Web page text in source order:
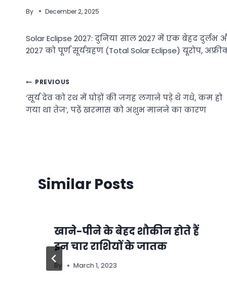
By December 2, 2025
Solar Eclipse 2027: दुनिया साल 2027 में एक बेहद
2027 को पूर्ण सूर्यग्रहण (Total Solar Eclipse) यूरोप,
Post
navigation
PREVIOUS
‘सूर्य देव को रथ में घोड़ों की जगह लगाने पड़े थे गधे, कम हो
गया था तेज’, पढ़ें खरमास को अशुभ मानने का कारण
Similar Posts
खाने-पीने के बेहद शौकीन होते हैं
इन चार राशियों के जातक
By March 1, 2023